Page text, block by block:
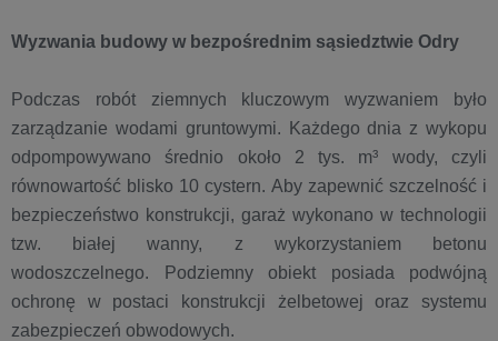
Wyzwania budowy w bezpośrednim sąsiedztwie Odry
Podczas robót ziemnych kluczowym wyzwaniem było
zarządzanie wodami gruntowymi. Każdego dnia z wykopu
odpompowywano średnio około 2 tys. m³ wody, czyli
równowartość blisko 10 cystern. Aby zapewnić szczelność i
bezpieczeństwo konstrukcji, garaż wykonano w technologii
tzw. białej wanny, z wykorzystaniem betonu
wodoszczelnego. Podziemny obiekt posiada podwójną
ochronę w postaci konstrukcji żelbetowej oraz systemu
zabezpieczeń obwodowych.